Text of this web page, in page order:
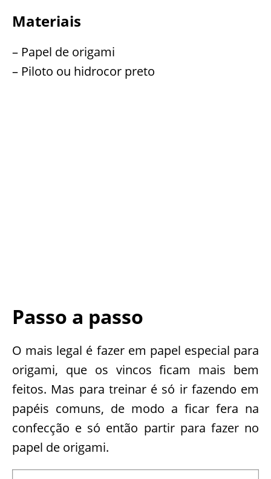
Materiais
– Papel de origami
– Piloto ou hidrocor preto
Passo a passo
O mais legal é fazer em papel especial para
origami, que os vincos ficam mais bem
feitos. Mas para treinar é só ir fazendo em
papéis comuns, de modo a ficar fera na
confecção e só então partir para fazer no
papel de origami.